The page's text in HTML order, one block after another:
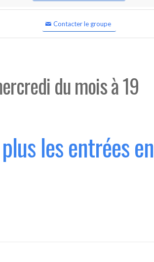
Contacter le groupe
du mois à 19
les entrées en